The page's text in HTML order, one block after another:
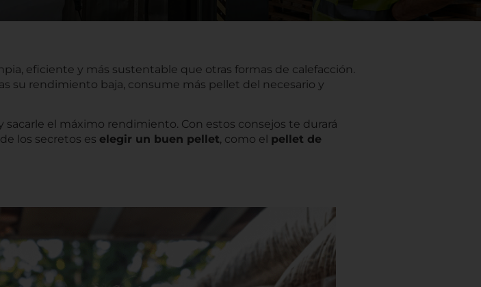
eficiente y más sustentable que otras formas de calefacción.
su rendimiento baja, consume más pellet del necesario y
el máximo rendimiento. Con estos consejos te durará
los secretos es elegir un buen pellet, como el pellet de